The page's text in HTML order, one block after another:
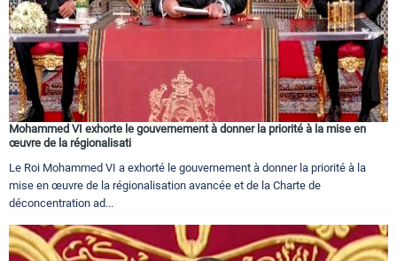
Mohammed VI exhorte le gouvernement à donner la priorité à la mise en
œuvre de la régionalisati
Le Roi Mohammed VI a exhorté le gouvernement à donner la priorité à la
mise en œuvre de la régionalisation avancée et de la Charte de
déconcentration ad...